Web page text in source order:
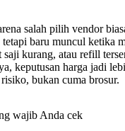
salah pilih vendor
tetapi baru muncul ketika
saji kurang, atau refill
keputusan harga jadi
bukan cuma brosur.
wajib Anda cek